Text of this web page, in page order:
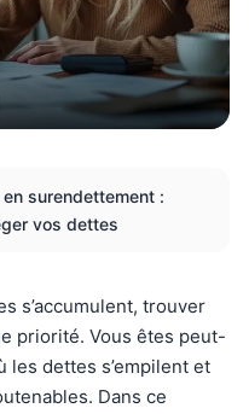
surendettement :
vos dettes
s’accumulent, trouver
priorité. Vous êtes peut-
dettes s’empilent et
Dans ce